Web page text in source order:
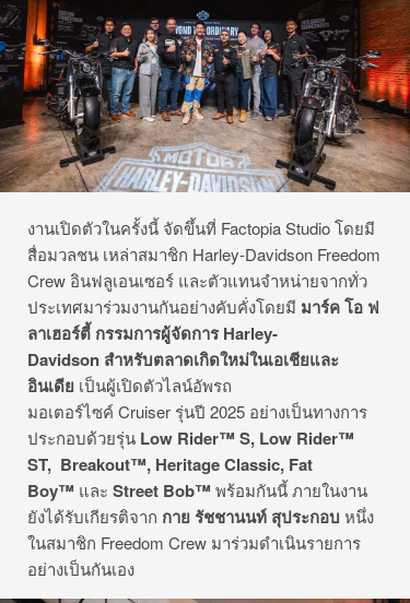
งานเปิดตัวในครั้งนี้ จัดขึ้นที่ Factopia Studio โดยมี
สื่อมวลชน เหล่าสมาชิก Harley-Davidson Freedom
Crew อินฟลูเอนเซอร์ และตัวแทนจำหน่ายจากทั่ว
ประเทศมาร่วมงานกันอย่างคับคั่งโดยมี มาร์ค โอ ฟ
ลาเฮอร์ตี้ กรรมการผู้จัดการHarley-
Davidson สำหรับตลาดเกิดใหม่ในเอเชียและ
อินเดีย เป็นผู้เปิดตัวไลน์อัพรถ
มอเตอร์ไซค์ Cruiser รุ่นปี 2025 อย่างเป็นทางการ
ประกอบด้วยรุ่น Low Rider™ S, Low Rider™
ST, Breakout™, Heritage Classic, Fat
Boy™ และ Street Bob™ พร้อมกันนี้ ภายในงาน
ยังได้รับเกียรติจาก กาย รัชชานนท์ สุประกอบ หนึ่ง
ในสมาชิก Freedom Crew มาร่วมดำเนินรายการ
อย่างเป็นกันเอง